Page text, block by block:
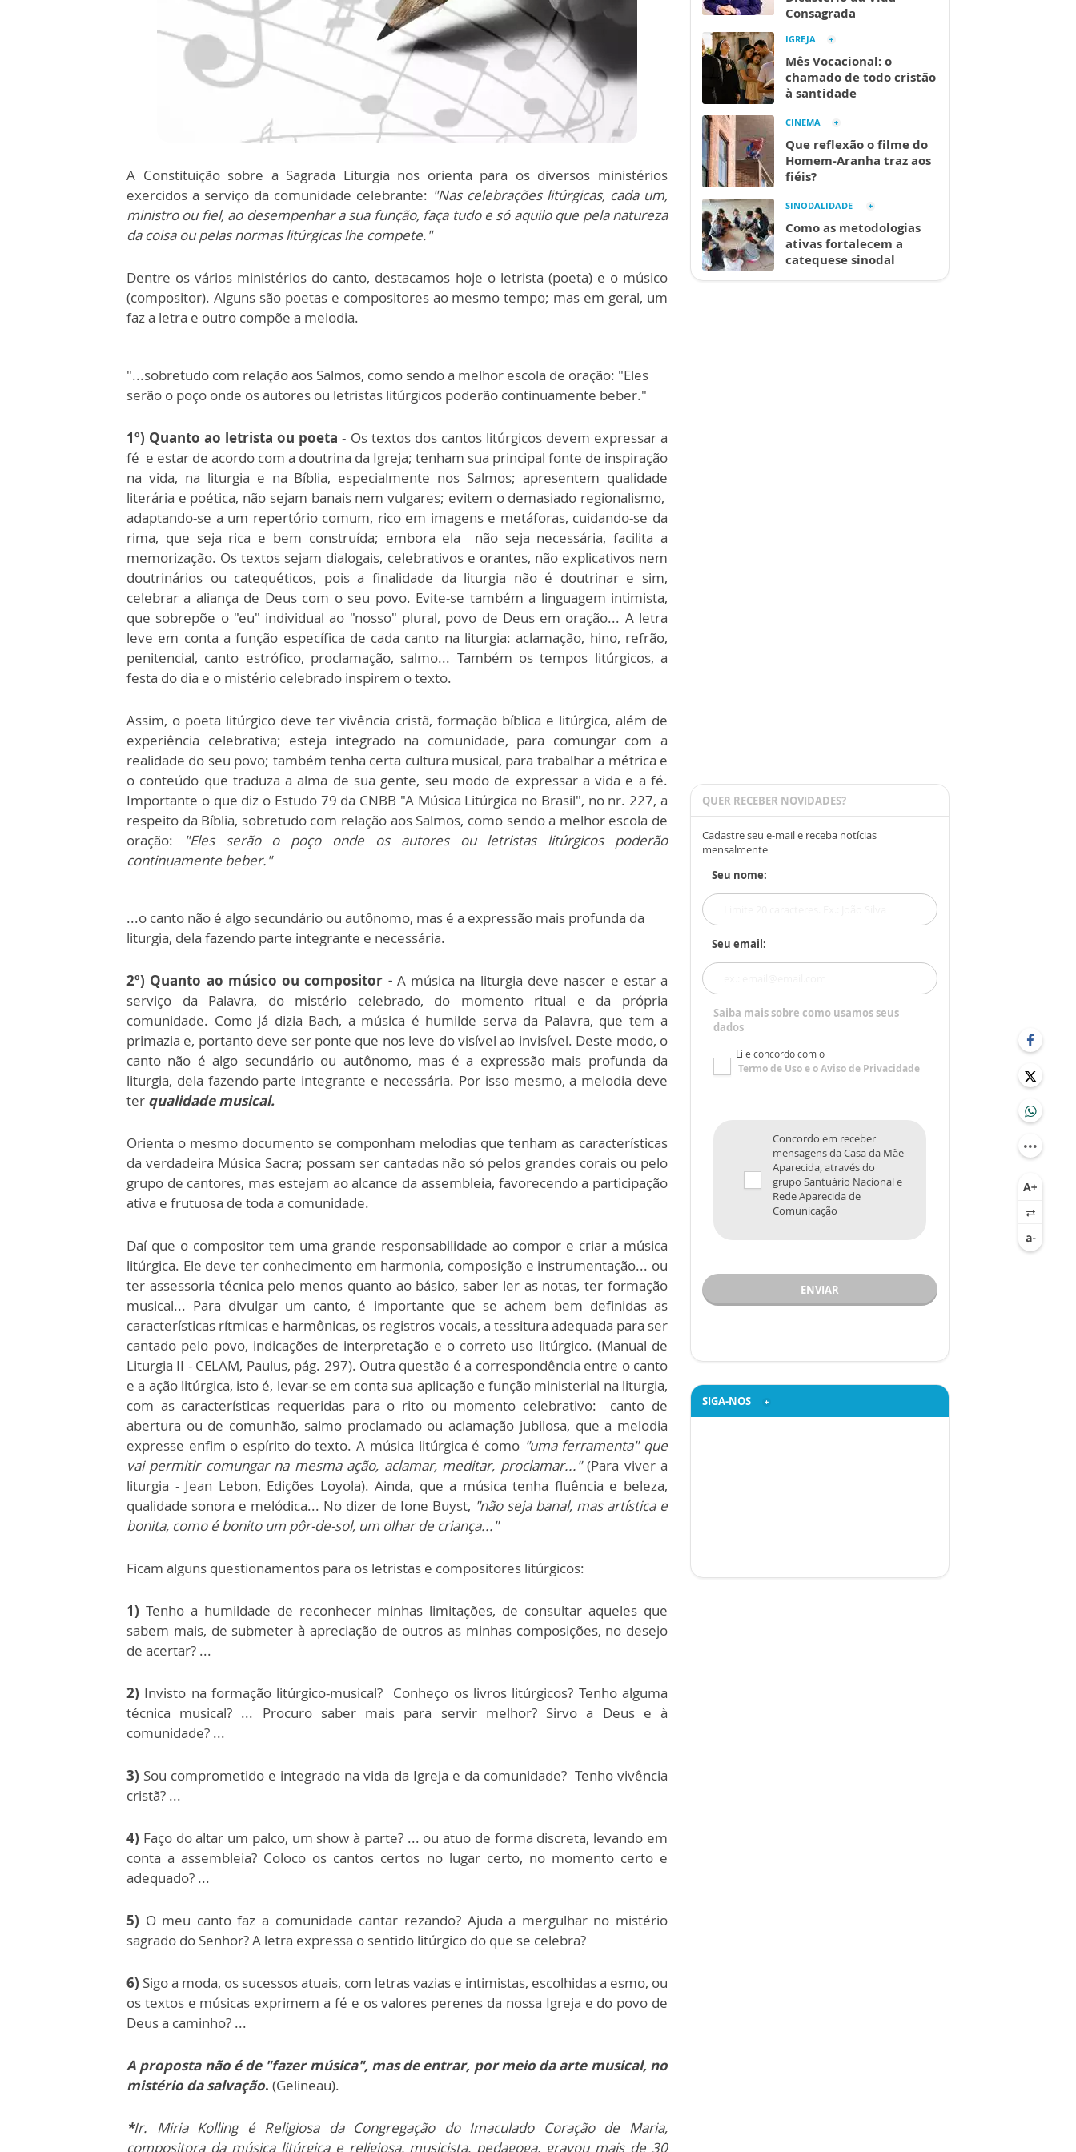
A Constituição sobre a Sagrada Liturgia nos orienta para os diversos ministérios
exercidos a serviço da comunidade celebrante: "Nas celebrações litúrgicas, cada um,
ministro ou fiel, ao desempenhar a sua função, faça tudo e só aquilo que pela natureza
da coisa ou pelas normas litúrgicas lhe compete."
Dentre os vários ministérios do canto, destacamos hoje o letrista (poeta) e o músico
(compositor). Alguns são poetas e compositores ao mesmo tempo; mas em geral, um
faz a letra e outro compõe a melodia.
"...sobretudo com relação aos Salmos, como sendo a melhor escola de oração: "Eles
serão o poço onde os autores ou letristas litúrgicos poderão continuamente beber."
1º) Quanto ao letrista ou poeta- Os textos dos cantos litúrgicos devem expressar a
fé e estar de acordo com a doutrina da Igreja; tenham sua principal fonte de inspiração
na vida, na liturgia e na Bíblia, especialmente nos Salmos; apresentem qualidade
literária e poética, não sejam banais nem vulgares; evitem o demasiado regionalismo,
adaptando-se a um repertório comum, rico em imagens e metáforas, cuidando-se da
rima, que seja rica e bem construída; embora ela não seja necessária, facilita a
memorização. Os textos sejam dialogais, celebrativos e orantes, não explicativos nem
doutrinários ou catequéticos, pois a finalidade da liturgia não é doutrinar e sim,
celebrar a aliança de Deus com o seu povo. Evite-se também a linguagem intimista,
que sobrepõe o "eu" individual ao "nosso" plural, povo de Deus em oração... A letra
leve em conta a função específica de cada canto na liturgia: aclamação, hino, refrão,
penitencial, canto estrófico, proclamação, salmo... Também os tempos litúrgicos, a
festa do dia e o mistério celebrado inspirem o texto.
Assim, o poeta litúrgico deve ter vivência cristã, formação bíblica e litúrgica, além de
experiência celebrativa; esteja integrado na comunidade, para comungar com a
realidade do seu povo; também tenha certa cultura musical, para trabalhar a métrica e
o conteúdo que traduza a alma de sua gente, seu modo de expressar a vida e a fé.
Importante o que diz o Estudo 79 da CNBB "A Música Litúrgica no Brasil", no nr. 227, a
respeito da Bíblia, sobretudo com relação aos Salmos, como sendo a melhor escola de
oração:
"Eles serão o poço onde os autores ou letristas litúrgicos poderão
continuamente beber."
...o canto não é algo secundário ou autônomo, mas é a expressão mais profunda da
liturgia, dela fazendo parte integrante e necessária.
2º) Quanto ao músico ou compositor - A música na liturgia deve nascer e estar a
serviço da Palavra, do mistério celebrado, do momento ritual e da própria
comunidade. Como já dizia Bach, a música é humilde serva da Palavra, que tem a
primazia e, portanto deve ser ponte que nos leve do visível ao invisível. Deste modo, o
canto não é algo secundário ou autônomo, mas é a expressão mais profunda da
liturgia, dela fazendo parte integrante e necessária. Por isso mesmo, a melodia deve
ter qualidade musical.
Orienta o mesmo documento se componham melodias que tenham as características
da verdadeira Música Sacra; possam ser cantadas não só pelos grandes corais ou pelo
grupo de cantores, mas estejam ao alcance da assembleia, favorecendo a participação
ativa e frutuosa de toda a comunidade.
Daí que o compositor tem uma grande responsabilidade ao compor e criar a música
litúrgica. Ele deve ter conhecimento em harmonia, composição e instrumentação... ou
ter assessoria técnica pelo menos quanto ao básico, saber ler as notas, ter formação
musical... Para divulgar um canto, é importante que se achem bem definidas as
características rítmicas e harmônicas, os registros vocais, a tessitura adequada para ser
cantado pelo povo, indicações de interpretação e o correto uso litúrgico. (Manual de
Liturgia II - CELAM, Paulus, pág. 297). Outra questão é a correspondência entre o canto
e a ação litúrgica, isto é, levar-se em conta sua aplicação e função ministerial na liturgia,
com as características requeridas para o rito ou momento celebrativo: canto de
abertura ou de comunhão, salmo proclamado ou aclamação jubilosa, que a melodia
expresse enfim o espírito do texto. A música litúrgica é como "uma ferramenta" que
vai permitir comungar na mesma ação, aclamar, meditar, proclamar..."(Para viver a
liturgia - Jean Lebon, Edições Loyola). Ainda, que a música tenha fluência e beleza,
qualidade sonora e melódica... No dizer de Ione Buyst, "não seja banal, mas artística e
bonita, como é bonito um pôr-de-sol, um olhar de criança..."
Ficam alguns questionamentos para os letristas e compositores litúrgicos:
1) Tenho a humildade de reconhecer minhas limitações, de consultar aqueles que
sabem mais, de submeter à apreciação de outros as minhas composições, no desejo
de acertar? ...
2) Invisto na formação litúrgico-musical? Conheço os livros litúrgicos? Tenho alguma
técnica musical? ... Procuro saber mais para servir melhor? Sirvo a Deus e à
comunidade? ...
3) Sou comprometido e integrado na vida da Igreja e da comunidade? Tenho vivência
cristã? ...
4) Faço do altar um palco, um show à parte? ... ou atuo de forma discreta, levando em
conta a assembleia? Coloco os cantos certos no lugar certo, no momento certo e
adequado? ...
5) O meu canto faz a comunidade cantar rezando? Ajuda a mergulhar no mistério
sagrado do Senhor? A letra expressa o sentido litúrgico do que se celebra?
6) Sigo a moda, os sucessos atuais, com letras vazias e intimistas, escolhidas a esmo, ou
os textos e músicas exprimem a fé e os valores perenes da nossa Igreja e do povo de
Deus a caminho? ...
A proposta não é de "fazer música", mas de entrar, por meio da arte musical, no
mistério da salvação. (Gelineau).
*Ir. Miria Kolling é Religiosa da Congregação do Imaculado Coração de Maria,
compositora da música litúrgica e religiosa, musicista, pedagoga, gravou mais de 30
Consagrada
IGREJA
Mês Vocacional: o
chamado de todo cristão
à santidade
CINEMA
Que reflexão o filme do
Homem-Aranha traz aos
fiéis?
SINODALIDADE
Como as metodologias
ativas fortalecem a
catequese sinodal
QUER RECEBER NOVIDADES?
Cadastre seu e-mail e receba notícias
mensalmente
Seu nome:
Seu email:
Saiba mais sobre como usamos seus
dados
Li e concordo com o
Termo de Usoe oAviso de Privacidade
Concordo em receber
mensagens da Casa da Mãe
Aparecida, através do
grupo Santuário Nacional e
Rede Aparecida de
Comunicação
ENVIAR
SIGA-NOS